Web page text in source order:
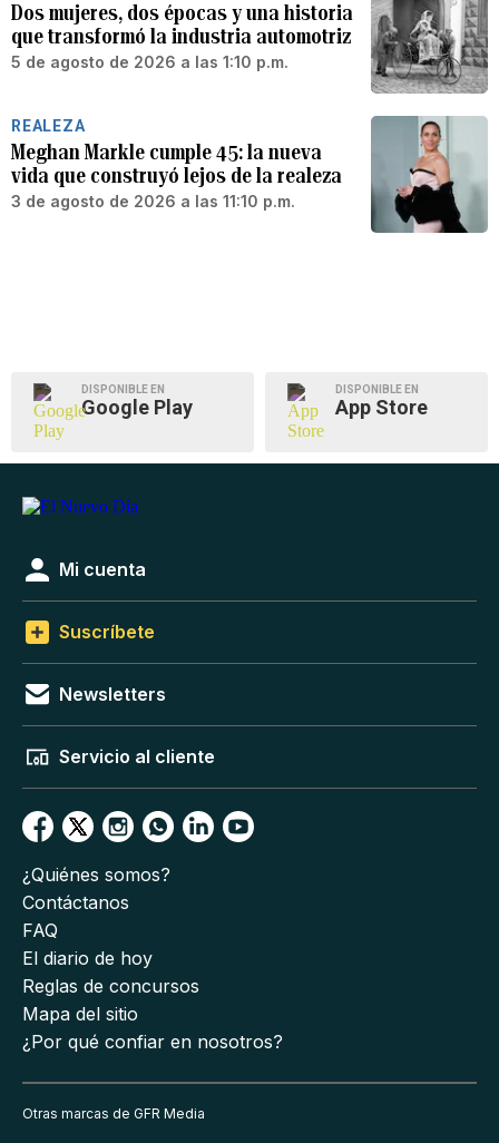
Dos mujeres, dos épocas y una historia
que transformó la industria automotriz
5 de agosto de 2026 a las 1:10 p.m.
REALEZA
Meghan Markle cumple 45: la nueva
vida que construyó lejos de la realeza
3 de agosto de 2026 a las 11:10 p.m.
DISPONIBLE EN
Google Play
DISPONIBLE EN
App Store
Mi cuenta
Suscríbete
Newsletters
Servicio al cliente
¿Quiénes somos?
Contáctanos
FAQ
El diario de hoy
Reglas de concursos
Mapa del sitio
¿Por qué confiar en nosotros?
Otras marcas de GFR Media